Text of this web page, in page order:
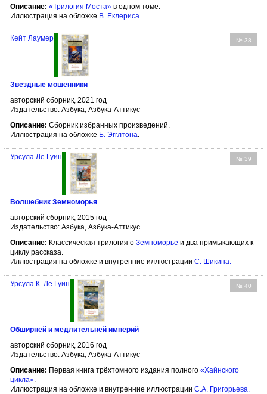
Описание: «Трилогия Моста» в одном томе.
Иллюстрация на обложке В. Еклериса.
№ 38
Кейт Лаумер
Звездные мошенники
авторский сборник, 2021 год
Издательство: Азбука, Азбука-Аттикус
Описание: Сборник избранных произведений.
Иллюстрация на обложке Б. Эгглтона.
№ 39
Урсула Ле Гуин
Волшебник Земноморья
авторский сборник, 2015 год
Издательство: Азбука, Азбука-Аттикус
Описание: Классическая трилогия о Земноморье и два примыкающих к
циклу рассказа.
Иллюстрация на обложке и внутренние иллюстрации С. Шикина.
№ 40
Урсула К. Ле Гуин
Обширней и медлительней империй
авторский сборник, 2016 год
Издательство: Азбука, Азбука-Аттикус
Описание: Первая книга трёхтомного издания полного «Хайнского
цикла»
Иллюстрация на обложке и внутренние иллюстрации С.А. Григорьева